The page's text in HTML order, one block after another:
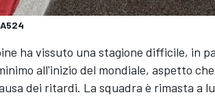
ha vissuto una stagione difficile, in
all'inizio del mondiale, aspetto
dei ritardi. La squadra è rimasta a